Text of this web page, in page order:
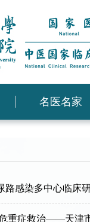
名医名家
路感染多中心临床
重症救治——天津